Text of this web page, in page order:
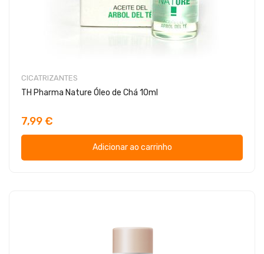
CICATRIZANTES
TH Pharma Nature Óleo de Chá 10ml
7,99 €
Adicionar ao carrinho